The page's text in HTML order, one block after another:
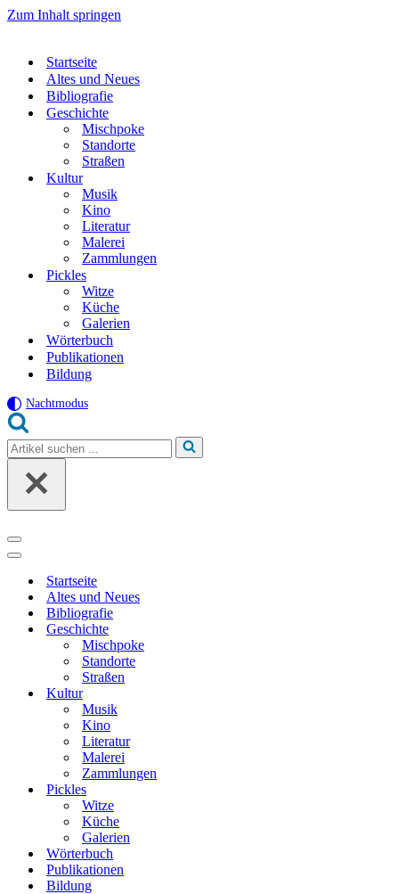
Zum Inhalt springen
Startseite
Altes und Neues
Bibliografie
Geschichte
Mischpoke
Standorte
Straßen
Kultur
Musik
Kino
Literatur
Malerei
Zammlungen
Pickles
Witze
Küche
Galerien
Wörterbuch
Publikationen
Bildung
Nachtmodus
Suchen
nach …
Navigationsmenü
Navigationsmenü
Startseite
Altes und Neues
Bibliografie
Geschichte
Mischpoke
Standorte
Straßen
Kultur
Musik
Kino
Literatur
Malerei
Zammlungen
Pickles
Witze
Küche
Galerien
Wörterbuch
Publikationen
Bildung